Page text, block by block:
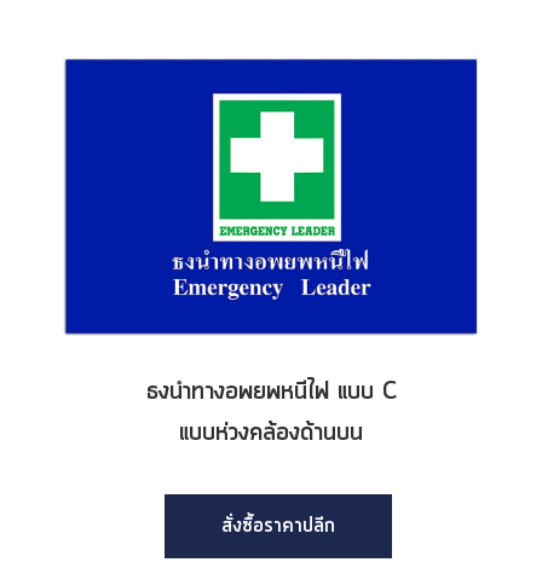
ธงนำทางอพยพหนีไฟ แบบ C
แบบห่วงคล้องด้านบน
สั่งซื้อราคาปลีก